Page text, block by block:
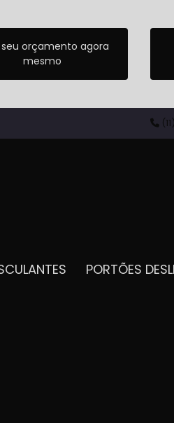
seu orçamento agora
mesmo
PORTÕES